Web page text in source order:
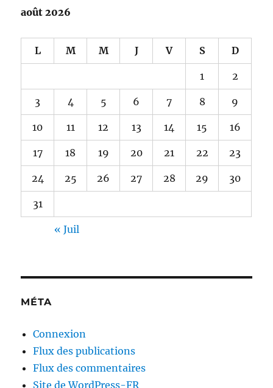
août 2026
L M M J V S D
1 2
3 4 5 6 7 8 9
10 11 12 13 14 15 16
17 18 19 20 21 22 23
24 25 26 27 28 29 30
31
« Juil
MÉTA
Connexion
Flux des publications
Flux des commentaires
Site de WordPress-FR